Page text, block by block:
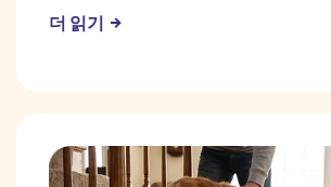
더 읽기